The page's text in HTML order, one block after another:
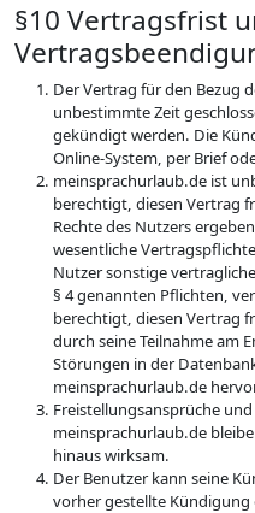
§10 Vertragsfrist
Der Vertrag für den Bezug
unbestimmte Zeit
gekündigt werden. Die
Online-System, per Brief
meinsprachurlaub.de ist
berechtigt, diesen Vertrag
Rechte des Nutzers
wesentliche
Nutzer sonstige
§ 4 genannten Pflichten,
berechtigt, diesen Vertrag
durch seine Teilnahme am
Störungen in der
meinsprachurlaub.de
Freistellungsansprüche
meinsprachurlaub.de
hinaus wirksam.
Der Benutzer kann seine
vorher gestellte